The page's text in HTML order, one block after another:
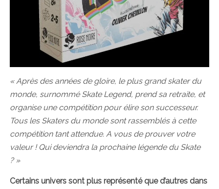
« Après des années de gloire, le plus grand skater du
monde, surnommé Skate Legend, prend sa retraite, et
organise une compétition pour élire son successeur.
Tous les Skaters du monde sont rassemblés à cette
compétition tant attendue. A vous de prouver votre
valeur ! Qui deviendra la prochaine légende du Skate
? »
Certains univers sont plus représenté que d’autres dans